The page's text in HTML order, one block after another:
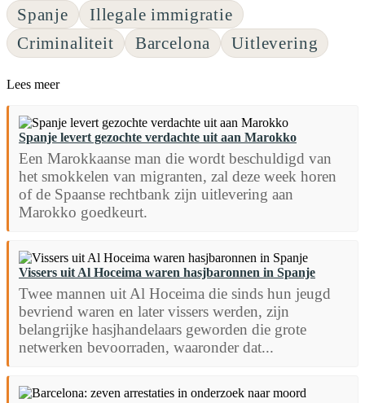
Spanje
Illegale immigratie
Criminaliteit
Barcelona Uitlevering
Lees meer
Spanje levert gezochte verdachte uit aan Marokko
Een Marokkaanse man die wordt beschuldigd van
het smokkelen van migranten, zal deze week horen
of de Spaanse rechtbank zijn uitlevering aan
Marokko goedkeurt.
Vissers uit Al Hoceima waren hasjbaronnen in Spanje
Twee mannen uit Al Hoceima die sinds hun jeugd
bevriend waren en later vissers werden, zijn
belangrijke hasjhandelaars geworden die grote
netwerken bevoorraden, waaronder dat...